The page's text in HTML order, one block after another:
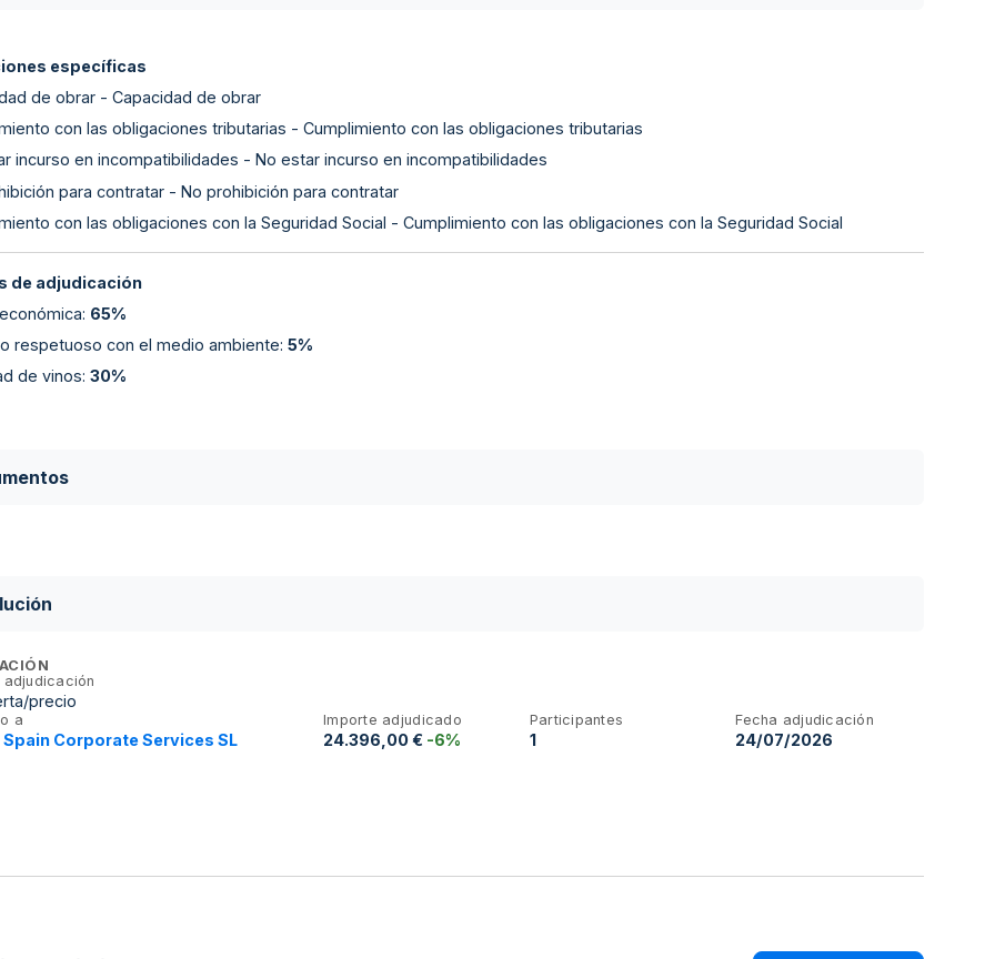
específicas
de obrar - Capacidad de obrar
con las obligaciones tributarias - Cumplimiento con las obligaciones tributarias
incurso en incompatibilidades - No estar incurso en incompatibilidades
para contratar - No prohibición para contratar
con las obligaciones con la Seguridad Social - Cumplimiento con las obligaciones con la Seguridad Social
de adjudicación
: 65%
respetuoso con el medio ambiente: 5%
de vinos: 30%
precio
a
Corporate Services SL
Importe adjudicado
24.396,00 € -6%
Participantes
1
Fecha adjudicación
24/07/2026